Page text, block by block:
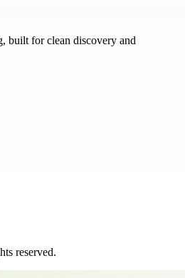
built for clean discovery and
reserved.